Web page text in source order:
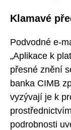
Klamavé
Podvodné e-
„Aplikace k
přesné znění
banka CIMB
vyzývají je k
podrobnosti